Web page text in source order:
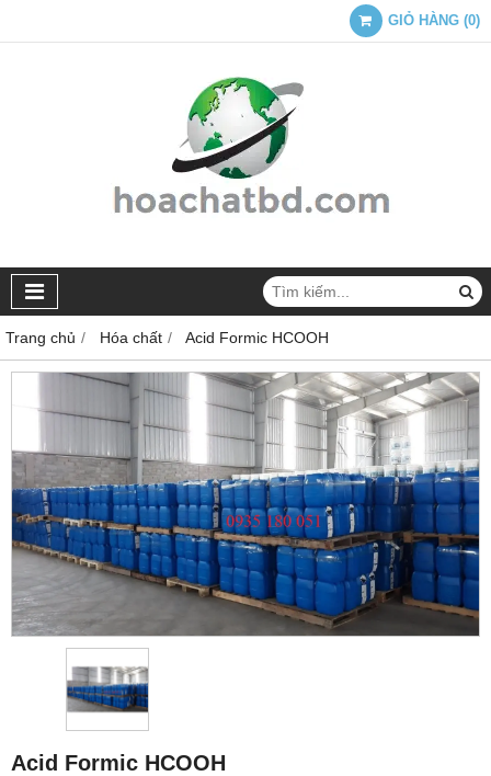
GIỎ HÀNG (0)
Trang chủ Hóa chất Acid Formic HCOOH
Acid Formic HCOOH